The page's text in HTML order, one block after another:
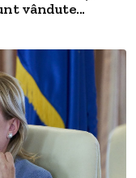
vândute...